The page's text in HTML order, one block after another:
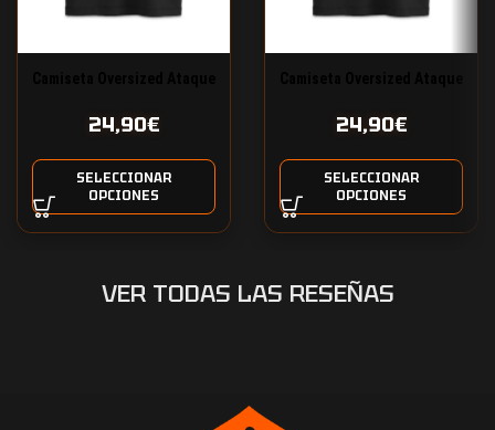
Ackerman Manga Diseño 24
24,90€
SELECCIONAR
OPCIONES
Diseño 2324,90€
SELECCIONAR
OPCIONES
VER TODAS LAS RESEÑAS